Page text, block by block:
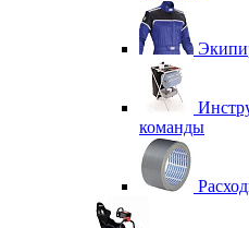
команды